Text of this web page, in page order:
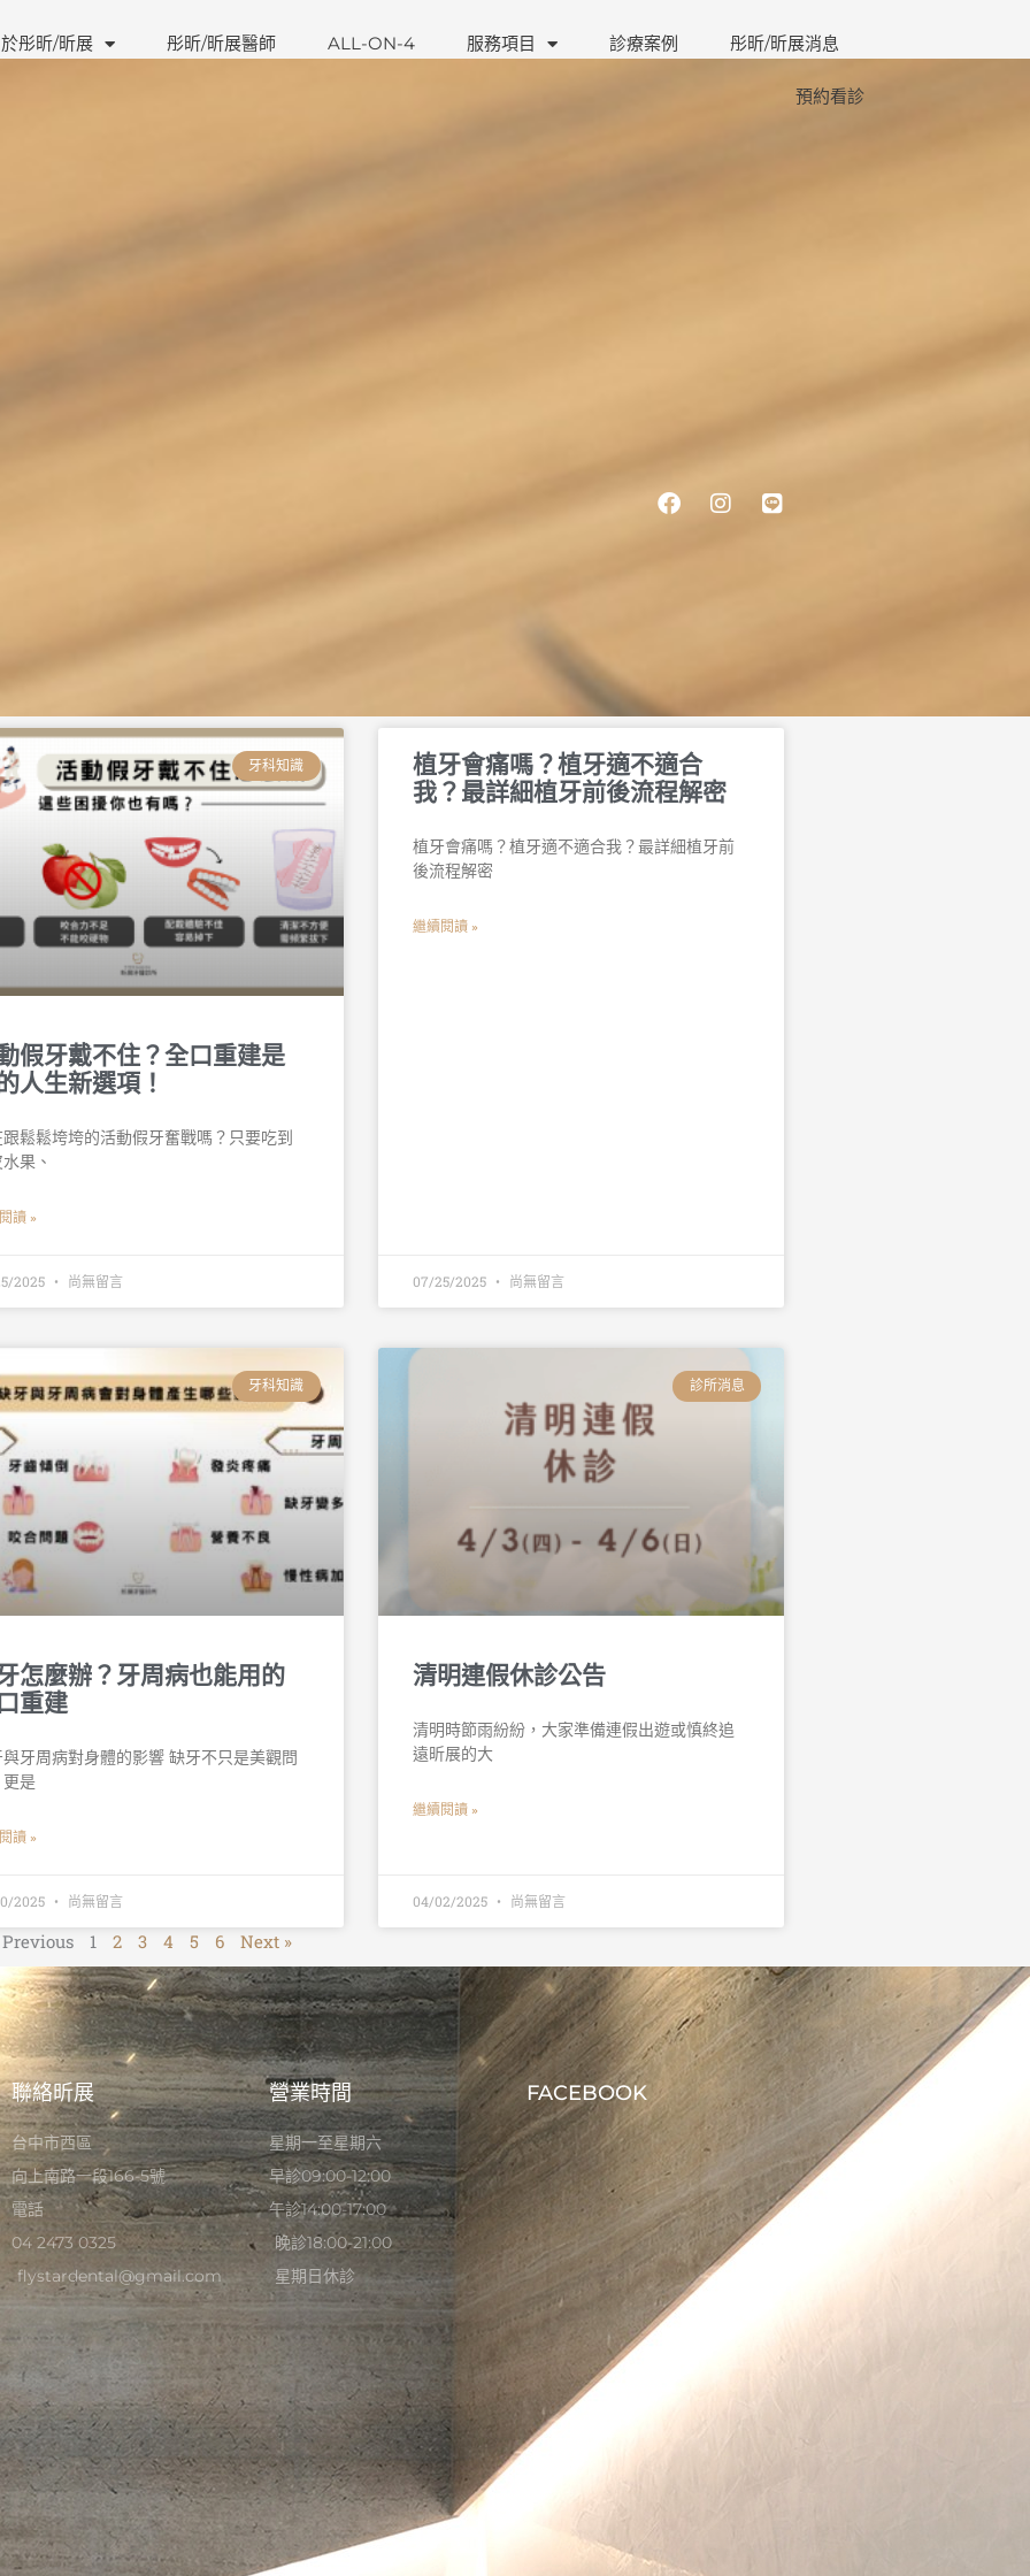
彤昕/昕展 彤昕/昕展醫師 ALL-ON-4 服務項目 診療案例 彤昕/昕展消息
預約看診
Facebook
Instagram
Line
牙科知識
假牙戴不住？全口重建是
人生新選項！
鬆鬆垮垮的活動假牙奮戰嗎？只要吃到
果、
讀 »
2025 尚無留言
植牙會痛嗎？植牙適不適合
我？最詳細植牙前後流程解密
植牙會痛嗎？植牙適不適合我？最詳細植牙前
後流程解密
繼續閱讀 »
07/25/2025 尚無留言
牙科知識
怎麼辦？牙周病也能用的
重建
牙周病對身體的影響 缺牙不只是美觀問
是
讀 »
2025 尚無留言
診所消息
清明連假休診公告
清明時節雨紛紛，大家準備連假出遊或慎終追
遠昕展的大
繼續閱讀 »
04/02/2025 尚無留言
Previous
頁
面
1
頁
面
2
頁
面
3
頁
面
4
頁
面
5
頁
面
6 Next »
聯絡昕展
台中市西區
向上南路一段166-5號
電話
04 2473 0325
flystardental@gmail.com
營業時間
星期一至星期六
早診09:00-12:00
午診14:00-17:00
晚診18:00-21:00
星期日休診
FACEBOOK